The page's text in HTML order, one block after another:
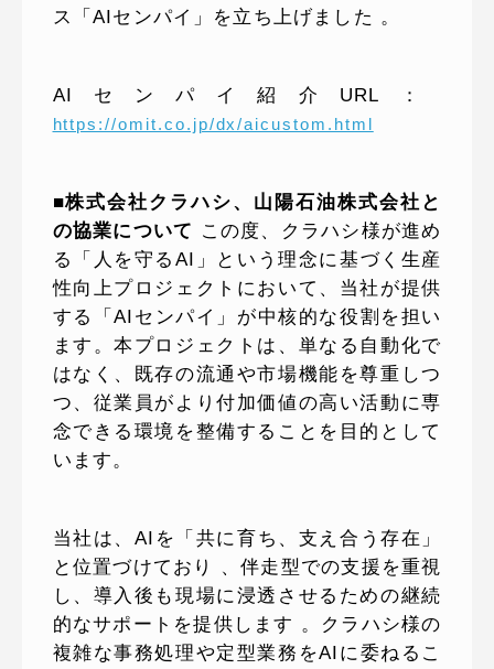
ス「AIセンパイ」を立ち上げました 。
AIセンパイ紹介URL：
https://omit.co.jp/dx/aicustom.html
■株式会社クラハシ、山陽石油株式会社と
の協業について この度、クラハシ様が進め
る「人を守るAI」という理念に基づく生産
性向上プロジェクトにおいて、当社が提供
する「AIセンパイ」が中核的な役割を担い
ます。本プロジェクトは、単なる自動化で
はなく、既存の流通や市場機能を尊重しつ
つ、従業員がより付加価値の高い活動に専
念できる環境を整備することを目的として
います。
当社は、AIを「共に育ち、支え合う存在」
と位置づけており 、伴走型での支援を重視
し、導入後も現場に浸透させるための継続
的なサポートを提供します 。クラハシ様の
複雑な事務処理や定型業務をAIに委ねるこ